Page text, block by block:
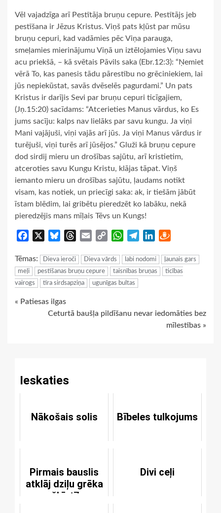
Vēl vajadzīga arī Pestītāja bruņu cepure. Pestītājs jeb
pestīšana ir Jēzus Kristus. Viņš pats kļūst par mūsu
bruņu cepuri, kad vadāmies pēc Viņa parauga,
smeļamies mierinājumu Viņā un iztēlojamies Viņu savu
acu priekšā, – kā svētais Pāvils saka (Ebr.12:3): “Ņemiet
vērā To, kas panesis tādu pārestību no grēciniekiem, lai
jūs nepiekūstat, savās dvēselēs pagurdami.” Un pats
Kristus ir darījis Sevi par bruņu cepuri ticīgajiem,
(Jņ.15:20) sacīdams: “Atcerieties Manus vārdus, ko Es
jums sacīju: kalps nav lielāks par savu kungu. Ja viņi
Mani vajājuši, viņi vajās arī jūs. Ja viņi Manus vārdus ir
turējuši, viņi turēs arī jūsējos.” Gluži kā bruņu cepure
dod sirdij mieru un drošības sajūtu, arī kristietim,
atceroties savu Kungu Kristu, klājas tāpat. Viņš
iemanto mieru un drošības sajūtu, ļaudams notikt
visam, kas notiek, un priecīgi saka: ak, ir tiešām jābūt
īstam blēdim, lai gribētu pieredzēt ko labāku, nekā
pieredzējis mans mīļais Tēvs un Kungs!
Facebook BlueskyThreads
Email
Copy
WhatsApp
TelegramLinkedIn
Tēmas: Dieva ieroči Dieva vārds labi nodomi
ļaunais gars
meļi
pestīšanas bruņu cepure taisnības bruņas
ticības
vairogs
tīra sirdsapziņa ugunīgas bultas
Continue
« Patiesas ilgas
Ceturtā baušļa pildīšanu nevar iedomāties bez
mīlestības »
Ieskaties
Nākošais solis Bībeles tulkojums
Pirmais bauslis
atklāj dziļu grēka
nešķīstību
Divi ceļi